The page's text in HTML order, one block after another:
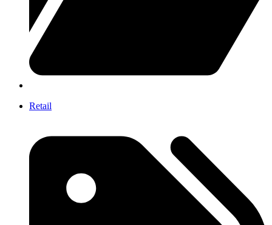
Retail